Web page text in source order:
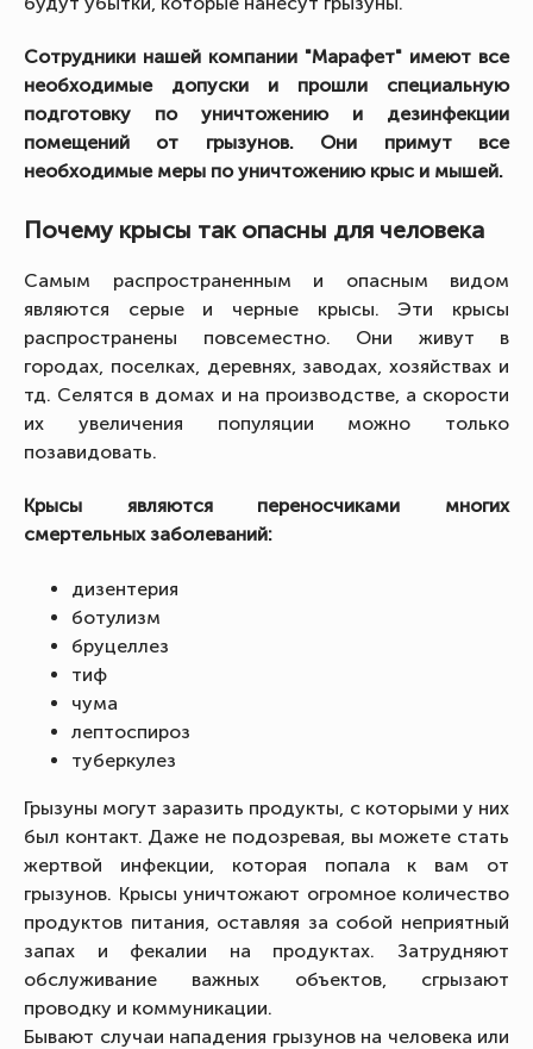
Сотрудники нашей компании "Марафет" имеют все
необходимые допуски и прошли специальную
подготовку по уничтожению и дезинфекции
помещений от грызунов. Они примут все
необходимые меры по уничтожению крыс и мышей.
Почему крысы так опасны для человека
Самым распространенным и опасным видом
являются серые и черные крысы. Эти крысы
распространены повсеместно. Они живут в
городах, поселках, деревнях, заводах, хозяйствах и
тд. Селятся в домах и на производстве, а скорости
их увеличения популяции можно только
позавидовать.
Крысы являются переносчиками многих
смертельных заболеваний:
дизентерия
ботулизм
бруцеллез
тиф
чума
лептоспироз
туберкулез
Грызуны могут заразить продукты, с которыми у них
был контакт. Даже не подозревая, вы можете стать
жертвой инфекции, которая попала к вам от
грызунов. Крысы уничтожают огромное количество
продуктов питания, оставляя за собой неприятный
запах и фекалии на продуктах. Затрудняют
обслуживание важных объектов, сгрызают
проводку и коммуникации.
Бывают случаи нападения грызунов на человека или